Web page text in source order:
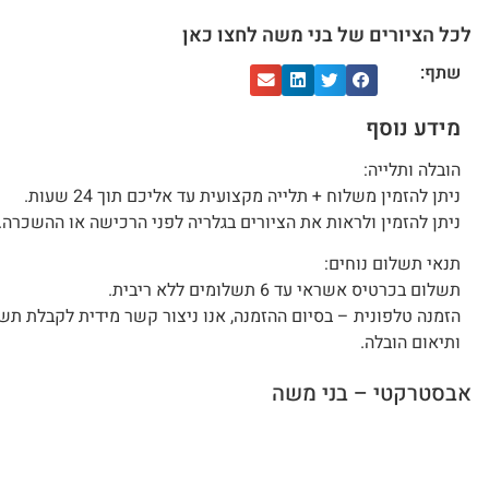
לכל הציורים של בני משה לחצו כאן
שתף:
מידע נוסף
הובלה ותלייה:
ניתן להזמין משלוח + תלייה מקצועית עד אליכם תוך 24 שעות.
ניתן להזמין ולראות את הציורים בגלריה לפני הרכישה או
תנאי תשלום נוחים:
תשלום בכרטיס אשראי עד 6 תשלומים ללא ריבית.
הזמנה טלפונית – בסיום ההזמנה, אנו ניצור קשר מידית לקבלת
ותיאום הובלה.
אבסטרקטי – בני משה